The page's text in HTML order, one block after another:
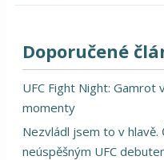
Doporučené
UFC Fight Night: Gamrot
momenty
Nezvládl jsem to v hlavě.
neúspěšným UFC